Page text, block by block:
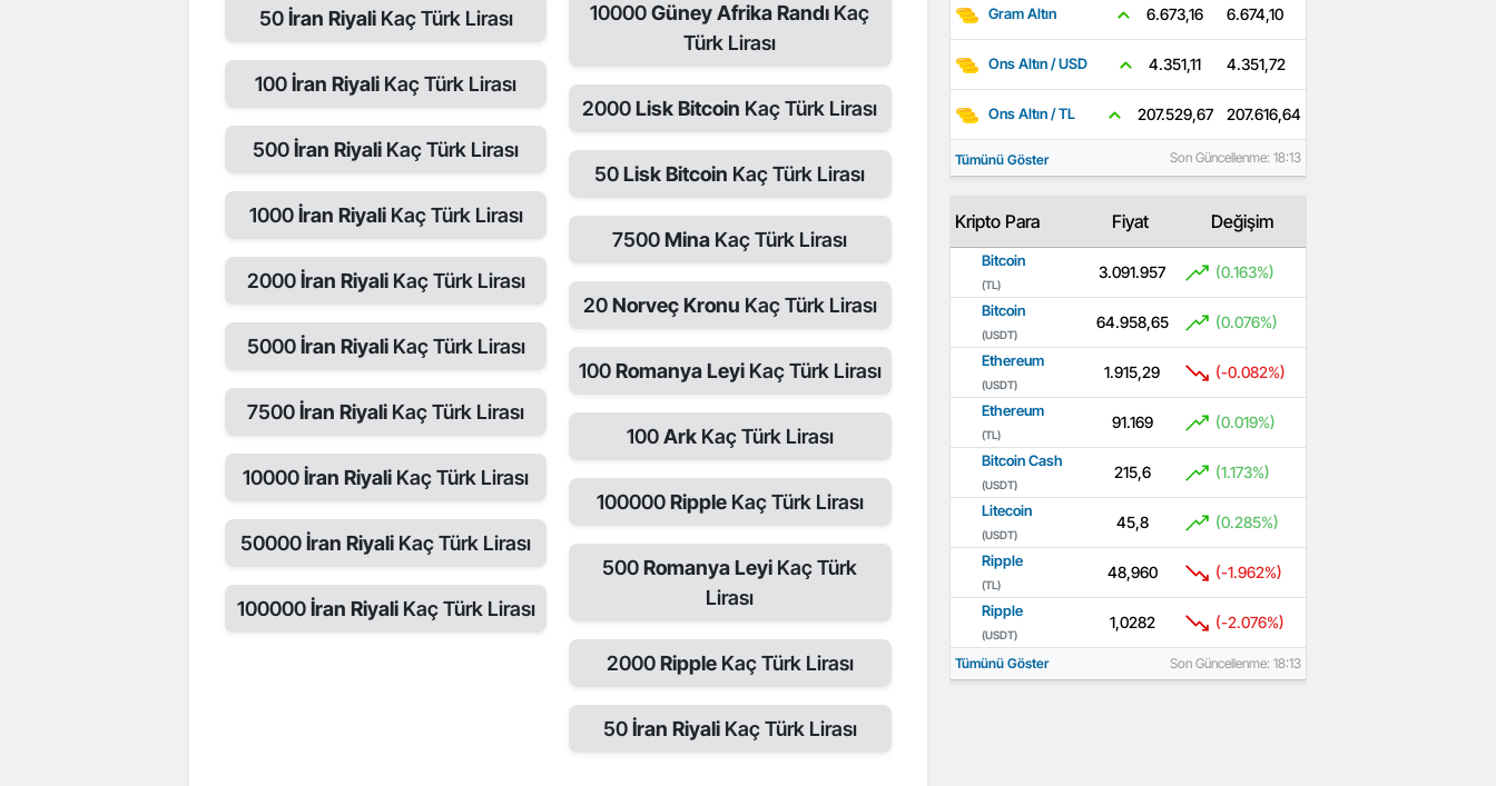
50İran RiyaliKaç Türk Lirası
100İran Riyali Kaç Türk Lirası
500İran Riyali Kaç Türk Lirası
1000İran RiyaliKaç Türk Lirası
2000İran RiyaliKaç Türk Lirası
5000İran RiyaliKaç Türk Lirası
7500İran Riyali Kaç Türk Lirası
10000İran Riyali Kaç Türk Lirası
50000İran Riyali Kaç Türk Lirası
100000İran RiyaliKaç Türk Lirası
10000Güney Afrika Randı Kaç
Türk Lirası
2000Lisk Bitcoin Kaç Türk Lirası
50Lisk Bitcoin Kaç Türk Lirası
7500Mina Kaç Türk Lirası
20Norveç Kronu Kaç Türk Lirası
100Romanya LeyiKaç Türk Lirası
100Ark Kaç Türk Lirası
100000Ripple Kaç Türk Lirası
500Romanya Leyi Kaç Türk
Lirası
2000Ripple Kaç Türk Lirası
50İran RiyaliKaç Türk Lirası
Gram Altın 6.673,16 6.674,10
Ons Altın / USD 4.351,11 4.351,72
Ons Altın / TL 207.529,67 207.616,64
Tümünü Göster Son Güncellenme: 18:13
Kripto Para Fiyat Değişim
Bitcoin
(TL)
3.091.957 (0.163%)
Bitcoin
(USDT)
64.958,65 (0.076%)
Ethereum
(USDT)
1.915,29 (-0.082%)
Ethereum
(TL)
91.169 (0.019%)
Bitcoin Cash
(USDT)
215,6 (1.173%)
Litecoin
(USDT)
45,8 (0.285%)
Ripple
(TL)
48,960 (-1.962%)
Ripple
(USDT)
1,0282 (-2.076%)
Tümünü Göster Son Güncellenme: 18:13